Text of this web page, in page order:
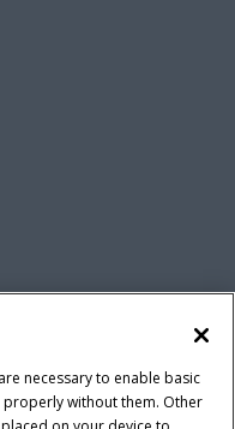
necessary to enable basic
without them. Other